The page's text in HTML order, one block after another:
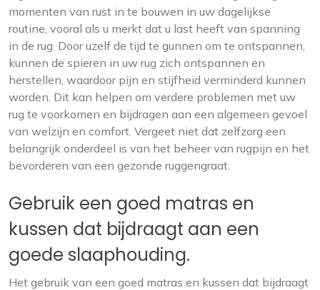
momenten van rust in te bouwen in uw dagelijkse
routine, vooral als u merkt dat u last heeft van spanning
in de rug. Door uzelf de tijd te gunnen om te ontspannen,
kunnen de spieren in uw rug zich ontspannen en
herstellen, waardoor pijn en stijfheid verminderd kunnen
worden. Dit kan helpen om verdere problemen met uw
rug te voorkomen en bijdragen aan een algemeen gevoel
van welzijn en comfort. Vergeet niet dat zelfzorg een
belangrijk onderdeel is van het beheer van rugpijn en het
bevorderen van een gezonde ruggengraat.
Gebruik een goed matras en
kussen dat bijdraagt aan een
goede slaaphouding.
Het gebruik van een goed matras en kussen dat bijdraagt